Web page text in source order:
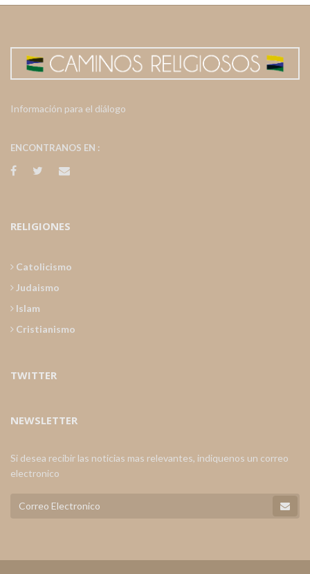
Información para el diálogo
ENCONTRANOS EN :
RELIGIONES
Catolicismo
Judaismo
Islam
Cristianismo
TWITTER
NEWSLETTER
Si desea recibir las noticias mas relevantes, indiquenos un correo
electronico